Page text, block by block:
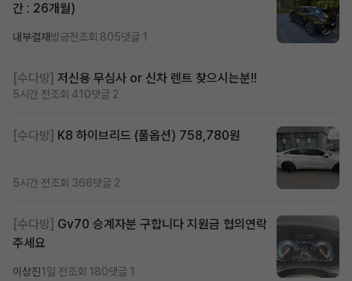
간 : 26개월)
내부결재방금전조회 805댓글 1
[수다방] 저신용 무심사 or 신차 렌트 찾으시는분!!
5시간 전조회 410댓글 2
[수다방] K8 하이브리드 (풀옵션) 758,780원
5시간 전조회 366댓글 2
[수다방] Gv70 승계자분 구합니다 지원금 협의연락
주세요
이상진1일 전조회 180댓글 1